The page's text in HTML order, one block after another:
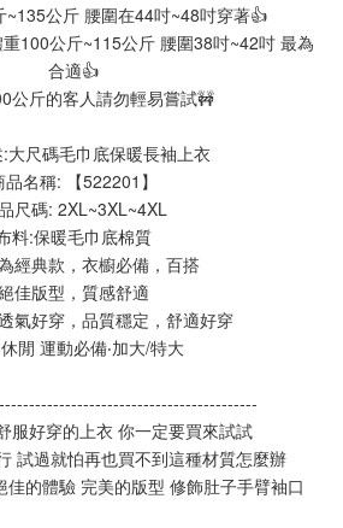
~135公斤 腰圍在44吋~48吋穿著👍
100公斤~115公斤 腰圍38吋~42吋 最為
合適👍
公斤的客人請勿輕易嘗試🚧
大尺碼毛巾底保暖長袖上衣
品名稱: 【522201】
尺碼: 2XL~3XL~4XL
料:保暖毛巾底棉質
經典款，衣櫥必備，百搭
佳版型，質感舒適
氣好穿，品質穩定，舒適好穿
閒 運動必備‧加大/特大
服好穿的上衣 你一定要買來試試
試過就怕再也買不到這種材質怎麼辦
的體驗 完美的版型 修飾肚子手臂袖口